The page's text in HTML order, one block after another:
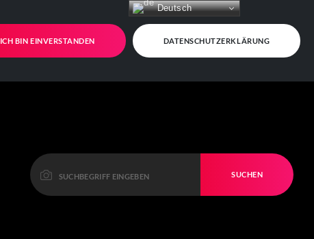
ICH BIN EINVERSTANDEN DATENSCHUTZERKLÄRUNG
SUCHEN
Deutsch